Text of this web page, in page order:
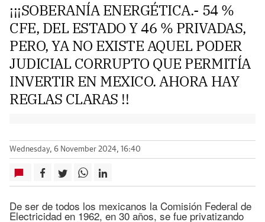
¡¡¡SOBERANÍA ENERGÉTICA.- 54 %
CFE, DEL ESTADO Y 46 % PRIVADAS,
PERO, YA NO EXISTE AQUEL PODER
JUDICIAL CORRUPTO QUE PERMITÍA
INVERTIR EN MEXICO. AHORA HAY
REGLAS CLARAS !!
Wednesday, 6 November 2024, 16:40
De ser de todos los mexicanos la Comisión Federal de
Electricidad en 1962, en 30 años, se fue privatizando